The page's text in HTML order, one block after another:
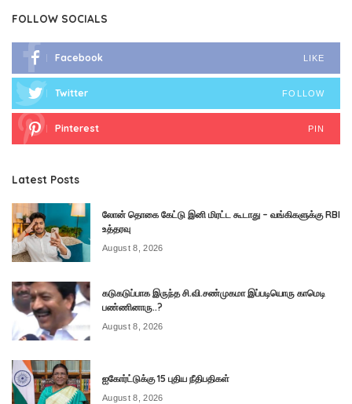
FOLLOW SOCIALS
Facebook LIKE
Twitter FOLLOW
Pinterest PIN
Latest Posts
லோன் தொகை கேட்டு இனி மிரட்ட கூடாது – வங்கிகளுக்கு RBI
உத்தரவு
August 8, 2026
கடுகடுப்பாக இருந்த சி.வி.சண்முகமா இப்படியொரு காமெடி
பண்ணினாரு..?
August 8, 2026
ஐகோர்ட்டுக்கு 15 புதிய நீதிபதிகள்
August 8, 2026